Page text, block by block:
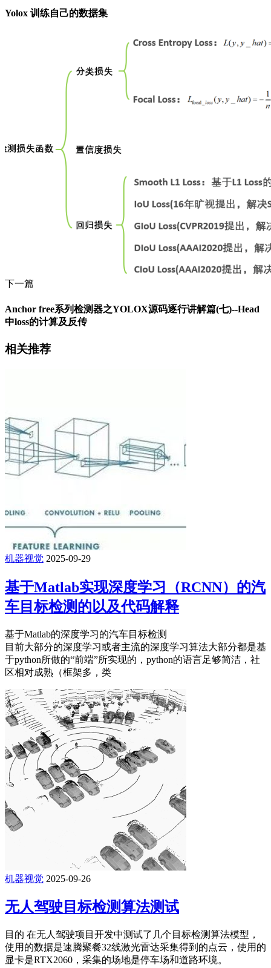
Yolox 训练自己的数据集
下一篇
Anchor free系列检测器之YOLOX源码逐行讲解篇(七)--Head
中loss的计算及反传
相关推荐
机器视觉 2025-09-29
基于Matlab实现深度学习（RCNN）的汽
车目标检测的以及代码解释
基于Matlab的深度学习的汽车目标检测
目前大部分的深度学习或者主流的深度学习算法大部分都是基
于python所做的“前端”所实现的，python的语言足够简洁，社
区相对成熟（框架多，类
机器视觉 2025-09-26
无人驾驶目标检测算法测试
目的 在无人驾驶项目开发中测试了几个目标检测算法模型，
使用的数据是速腾聚餐32线激光雷达采集得到的点云，使用的
显卡是RTX2060，采集的场地是停车场和道路环境。